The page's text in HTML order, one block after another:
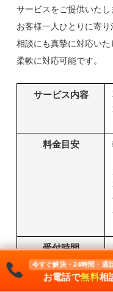
サービスをご提供いたし
お客様一人ひとりに寄
相談にも真摯に対応い
柔軟に対応可能です。
サービス内容
料金目安
受付時間
受付方法
今すぐ解決・24時間・通
お電話で無料相